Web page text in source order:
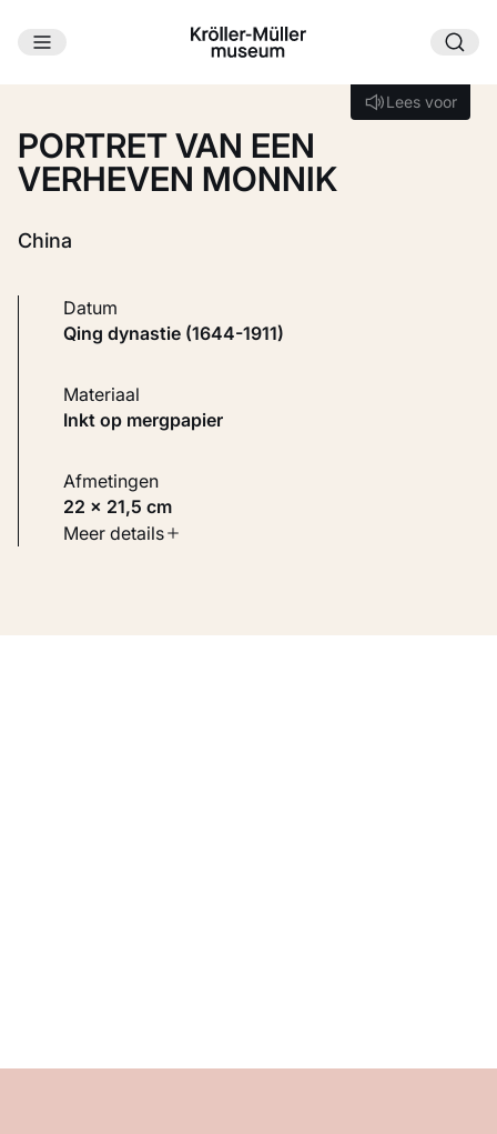
Ga naar hoofdinhoud
Lees voor
Lees voor
PORTRET VAN EEN
VERHEVEN MONNIK
China
Datum
Qing dynastie (1644-1911)
Materiaal
Inkt op mergpapier
Afmetingen
22 × 21,5 cm
Soort werk
Meer details